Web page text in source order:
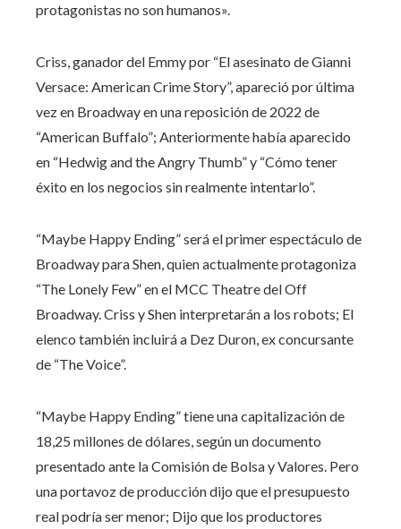
protagonistas no son humanos».
Criss, ganador del Emmy por “El asesinato de Gianni
Versace: American Crime Story”, apareció por última
vez en Broadway en una reposición de 2022 de
“American Buffalo”; Anteriormente había aparecido
en “Hedwig and the Angry Thumb” y “Cómo tener
éxito en los negocios sin realmente intentarlo”.
“Maybe Happy Ending” será el primer espectáculo de
Broadway para Shen, quien actualmente protagoniza
“The Lonely Few” en el MCC Theatre del Off
Broadway. Criss y Shen interpretarán a los robots; El
elenco también incluirá a Dez Duron, ex concursante
de “The Voice”.
“Maybe Happy Ending” tiene una capitalización de
18,25 millones de dólares, según un documento
presentado ante la Comisión de Bolsa y Valores. Pero
una portavoz de producción dijo que el presupuesto
real podría ser menor; Dijo que los productores